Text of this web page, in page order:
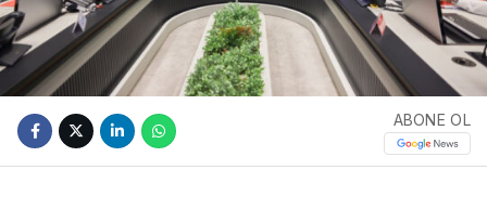
ABONE OL